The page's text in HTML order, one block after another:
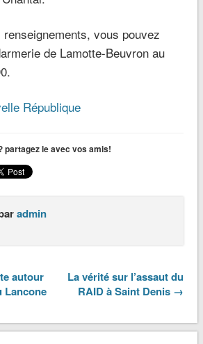
vous pouvez
de Lamotte-Beuvron au
République
partagez le avec vos amis!
admin
autour
Lancone
La vérité sur l’assaut du
RAID à Saint Denis →